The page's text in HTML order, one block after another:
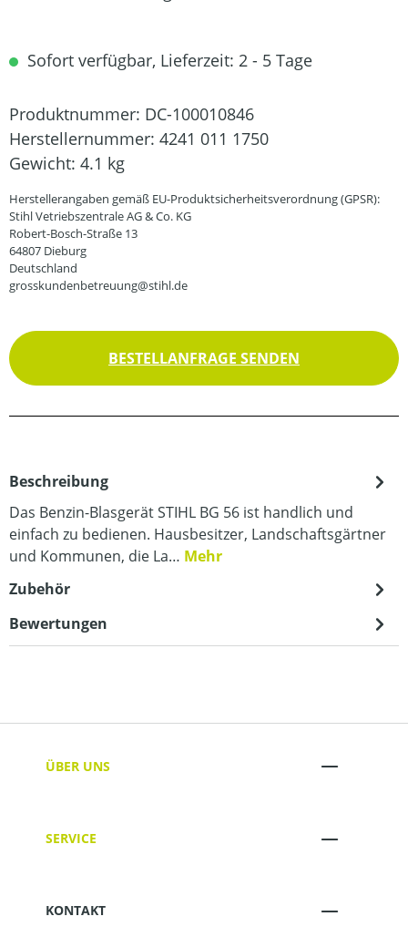
Sofort verfügbar, Lieferzeit: 2 - 5 Tage
Produktnummer: DC-100010846
Herstellernummer: 4241 011 1750
Gewicht: 4.1 kg
Herstellerangaben gemäß EU-Produktsicherheitsverordnung (GPSR):
Stihl Vetriebszentrale AG & Co. KG
Robert-Bosch-Straße 13
64807 Dieburg
Deutschland
grosskundenbetreuung@stihl.de
BESTELLANFRAGE SENDEN
Beschreibung
Das Benzin-Blasgerät STIHL BG 56 ist handlich und
einfach zu bedienen. Hausbesitzer, Landschaftsgärtner
und Kommunen, die La… Mehr
Zubehör
Bewertungen
ÜBER UNS
SERVICE
KONTAKT